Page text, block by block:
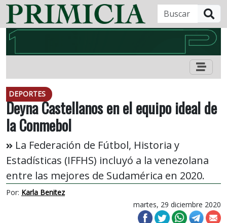
DEPORTES
Deyna Castellanos en el equipo ideal de
la Conmebol
La Federación de Fútbol, Historia y
Estadísticas (IFFHS) incluyó a la venezolana
entre las mejores de Sudamérica en 2020.
Por: Karla Benitez
martes, 29 diciembre 2020